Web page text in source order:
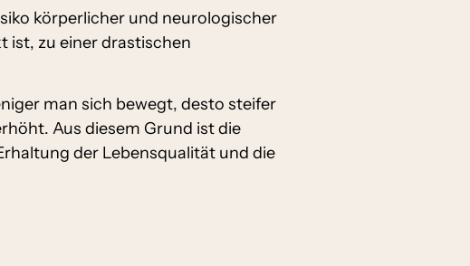
körperlicher und neurologischer
ist, zu einer drastischen
man sich bewegt, desto steifer
Aus diesem Grund ist die
der Lebensqualität und die